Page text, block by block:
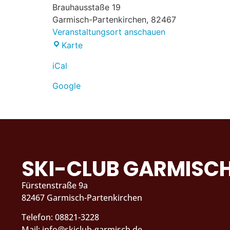
Brauhausstaße 19
Garmisch-Partenkirchen, 82467
Veranstaltungsort anschauen
Karte
iCal
Google
SKI-CLUB
Fürstenstraße 9a
82467 Garmisch-Partenkirchen
Telefon: 08821-3228